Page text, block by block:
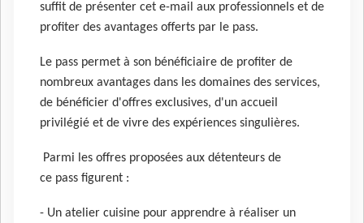
suffit de présenter cet e-mail aux professionnels et de
profiter des avantages offerts par le pass.
Le pass permet à son bénéficiaire de profiter de
nombreux avantages dans les domaines des services,
de bénéficier d'offres exclusives, d'un accueil
privilégié et de vivre des expériences singulières.
Parmi les offres proposées aux détenteurs de
ce pass figurent :
- Un atelier cuisine pour apprendre à réaliser un